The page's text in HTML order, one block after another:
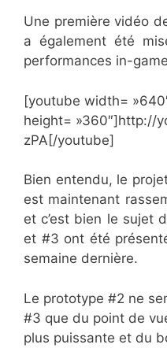
Une première vidéo
a également été
performances in-
[youtube width=
height= »360″]http://
zPA[/youtube]
Bien entendu, le
est maintenant
et c’est bien le sujet
et #3 ont été
semaine dernière.
Le prototype #2 ne
#3 que du point de
plus puissante et du